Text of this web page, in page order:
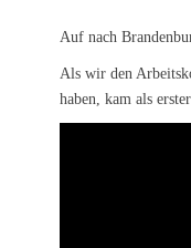
Auf nach
Als wir den
haben, kam als